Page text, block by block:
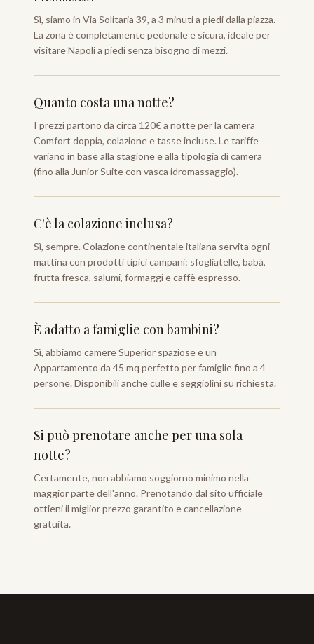
Sì, siamo in Via Solitaria 39, a 3 minuti a piedi dalla piazza.
La zona è completamente pedonale e sicura, ideale per
visitare Napoli a piedi senza bisogno di mezzi.
Quanto costa una notte?
I prezzi partono da circa 120€ a notte per la camera
Comfort doppia, colazione e tasse incluse. Le tariffe
variano in base alla stagione e alla tipologia di camera
(fino alla Junior Suite con vasca idromassaggio).
C'è la colazione inclusa?
Sì, sempre. Colazione continentale italiana servita ogni
mattina con prodotti tipici campani: sfogliatelle, babà,
frutta fresca, salumi, formaggi e caffè espresso.
È adatto a famiglie con bambini?
Sì, abbiamo camere Superior spaziose e un
Appartamento da 45 mq perfetto per famiglie fino a 4
persone. Disponibili anche culle e seggiolini su richiesta.
Si può prenotare anche per una sola
notte?
Certamente, non abbiamo soggiorno minimo nella
maggior parte dell'anno. Prenotando dal sito ufficiale
ottieni il miglior prezzo garantito e cancellazione
gratuita.